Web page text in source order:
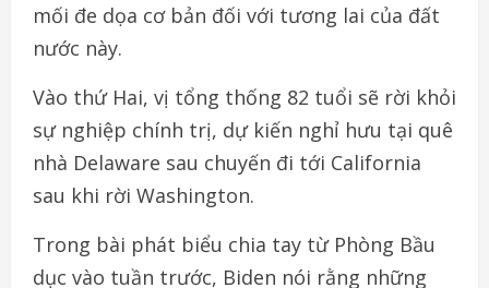
mối đe dọa cơ bản đối với tương lai của đất
nước này.
Vào thứ Hai, vị tổng thống 82 tuổi sẽ rời khỏi
sự nghiệp chính trị, dự kiến nghỉ hưu tại quê
nhà Delaware sau chuyến đi tới California
sau khi rời Washington.
Trong bài phát biểu chia tay từ Phòng Bầu
dục vào tuần trước, Biden nói rằng những